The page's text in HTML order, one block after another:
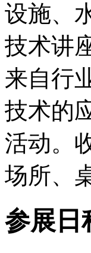
设施、
技术讲
来自行
技术的
活动。
场所、
参展日